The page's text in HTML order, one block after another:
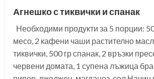
Агнешко с тиквички и спанак
Необходими продукти за 5 порции:
месо, 2 кафени чаши растително
тиквички, 500 гр спанак, 2 връзки
червени домата, 1 супена лъжица